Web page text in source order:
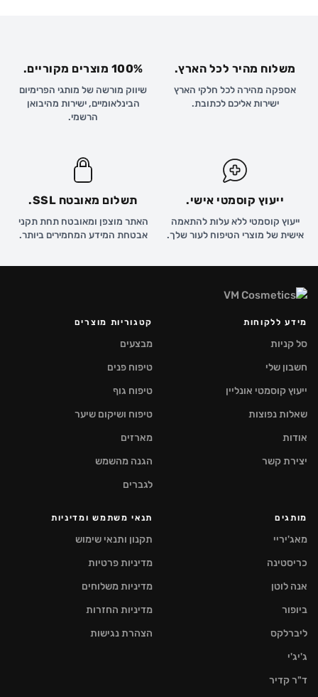
משלוח מהיר לכל הארץ.
אספקה מהירה לכל חלקי הארץ
ישירות אליכם לכתובת.
100% מוצרים מקוריים.
שיווק מורשה של מותגי הפרימיום
הבינלאומיים, ישירות מהיבואן
הרשמי.
ייעוץ קוסמטי אישי.
ייעוץ קוסמטי ללא עלות להתאמה
אישית של מוצרי הטיפוח לעור שלך.
תשלום מאובטח SSL.
האתר מוצפן ומאובטח תחת תקני
אבטחת המידע המחמירים ביותר.
מידע ללקוחות
סל קניות
חשבון שלי
ייעוץ קוסמטי אונליין
שאלות נפוצות
אודות
יצירת קשר
קטגוריות מוצרים
מבצעים
טיפוח פנים
טיפוח גוף
טיפוח ושיקום שיער
מארזים
הגנה מהשמש
לגברים
מותגים
מאג'יריי
כריסטינה
אנה לוטן
ביופור
ליברלקס
ג'יג'י
ד"ר קדיר
תנאי משתמש ומדיניות
תקנון ותנאי שימוש
מדיניות פרטיות
מדיניות משלוחים
מדיניות החזרות
הצהרת נגישות